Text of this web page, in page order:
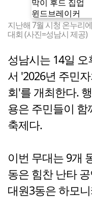
지난해 7월 시청 온누리
대회 (사진=성남시 제공)
성남시는 14일
서 '2026년 주민
회'를 개최한다.
용은 주민들이 함
축제다.
이번 무대는 9개
동은 힘찬 난타
대원3동은 하모